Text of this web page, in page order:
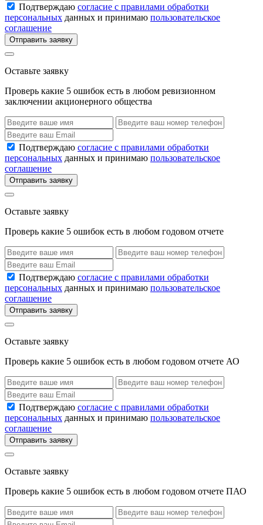
Подтверждаю согласие с правилами обработки
персональных данных и принимаю пользовательское
соглашение
Отправить заявку
Оставьте заявку
Проверь какие 5 ошибок есть в любом ревизионном
заключении акционерного общества
Подтверждаю согласие с правилами обработки
персональных данных и принимаю пользовательское
соглашение
Отправить заявку
Оставьте заявку
Проверь какие 5 ошибок есть в любом годовом отчете
Подтверждаю согласие с правилами обработки
персональных данных и принимаю пользовательское
соглашение
Отправить заявку
Оставьте заявку
Проверь какие 5 ошибок есть в любом годовом отчете АО
Подтверждаю согласие с правилами обработки
персональных данных и принимаю пользовательское
соглашение
Отправить заявку
Оставьте заявку
Проверь какие 5 ошибок есть в любом годовом отчете ПАО